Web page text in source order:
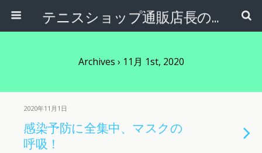
テニスショップ通販店長のブログ＠テニスショップLAFINO 西山克久
Archives › 11月 1st, 2020
2020年11月1日
感染予防に全集中、マスクの
呼吸！